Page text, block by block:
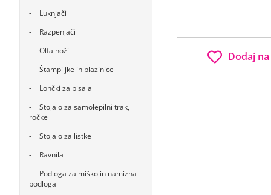
Luknjači
Razpenjači
Olfa noži
Štampiljke in blazinice
Lončki za pisala
Stojalo za samolepilni trak,
ročke
Stojalo za listke
Ravnila
Podloga za miško in namizna
podloga
Dodaj